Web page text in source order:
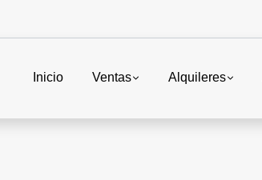
Inicio Ventas Alquileres